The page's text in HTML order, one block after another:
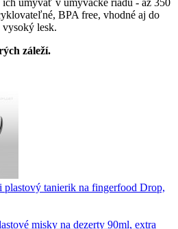
umývať v umývačke riadu - až 350
BPA free, vhodné aj do
lesk.
záleží.
plastový tanierik na fingerfood Drop,